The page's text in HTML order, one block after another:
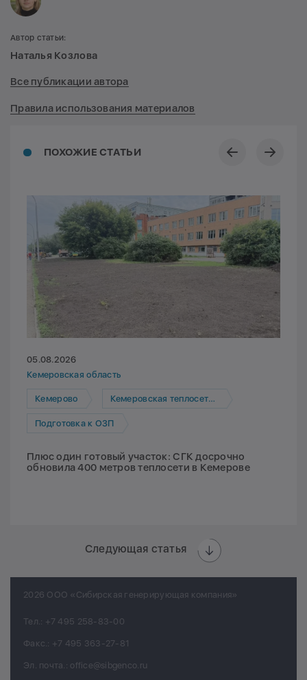
ПОХОЖИЕ СТАТЬИ
05.08.2026
Кемеровская область
Кемерово Кемеровская теплосетевая компания
Подготовка к ОЗП
Плюс один готовый участок: СГК досрочно
обновила 400 метров теплосети в Кемерове
Следующая статья
Автор статьи:
Наталья Козлова
Все публикации автора
Правила использования материалов
2026 ООО «Сибирская генерирующая компания»
Тел.: +7 495 258-83-00
Факс.: +7 495 363-27-81
Эл. почта.: office@sibgenco.ru